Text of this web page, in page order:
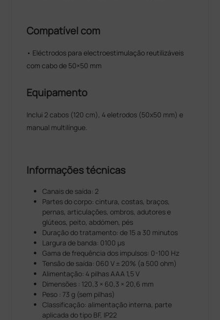
Compatível com
• Eléctrodos para electroestimulação reutilizáveis
com cabo de 50×50 mm
Equipamento
Inclui 2 cabos (120 cm), 4 eletrodos (50x50 mm) e
manual multilíngue.
Informações técnicas
Canais de saída: 2
Partes do corpo: cintura, costas, braços,
pernas, articulações, ombros, adutores e
glúteos, peito, abdómen, pés
Duração do tratamento: de 15 a 30 minutos
Largura de banda: 0100 µs
Gama de frequência dos impulsos: 0-100 Hz
Tensão de saída: 060 V ± 20% (a 500 ohm)
Alimentação: 4 pilhas AAA 1,5 V
Dimensões : 120,3 × 60,3 × 20,6 mm
Peso : 73 g (sem pilhas)
Classificação: alimentação interna, parte
aplicada do tipo BF, IP22